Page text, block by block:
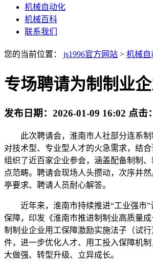
机械自动化
机械百科
联系我们
您的当前位置： js1996官方网站 > 机械自
专场聘请为制制业
发布日期： 2026-01-09 16:02 点击：
此次聘请会，淮南市人社部分连系制
对技术型、专业型人才的火急需求，结
组织了近百家企业参会，涵盖配备制制
点范畴。聘请会现场人头攒动，次序井
亭要求、聘请人员耐心解答。
近年来，淮南市持续推进“工业强市”
保障，印发《淮南市推进制制业高质量
制制业企业用工保障激励实施法子（试
件，进一步优化人才、用工投入保障机
大做强、转型升级、立异成长。